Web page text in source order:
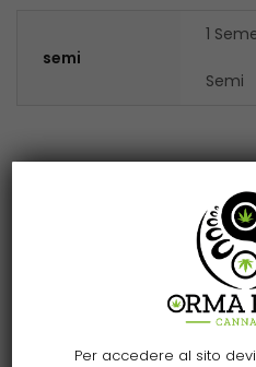
semi
1
Semi
Per accedere al sito